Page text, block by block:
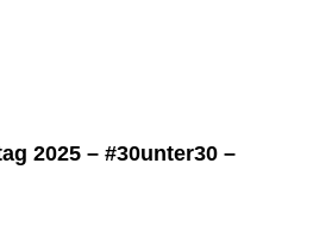
2025 – #30unter30 –